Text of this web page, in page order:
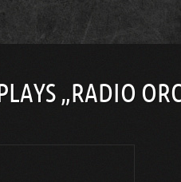
„RADIO